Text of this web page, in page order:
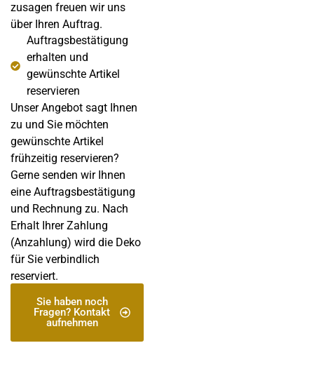
zusagen freuen wir uns
über Ihren Auftrag.
Auftragsbestätigung
erhalten und
gewünschte Artikel
reservieren
Unser Angebot sagt Ihnen
zu und Sie möchten
gewünschte Artikel
frühzeitig reservieren?
Gerne senden wir Ihnen
eine Auftragsbestätigung
und Rechnung zu. Nach
Erhalt Ihrer Zahlung
(Anzahlung) wird die Deko
für Sie verbindlich
reserviert.
Sie haben noch
Fragen? Kontakt
aufnehmen